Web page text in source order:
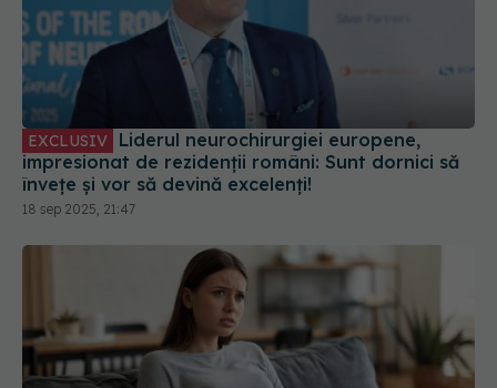
EXCLUSIV
impresionat de rezidenții români: Sunt dornici să
învețe și vor să devină excelenți!
18 sep 2025, 21:47